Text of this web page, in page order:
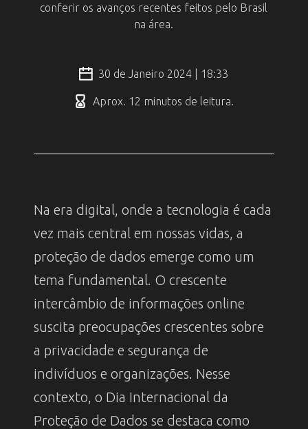
conferir os avanços recentes feitos pelo Brasil
na área.
30 de Janeiro 2024 | 18:33
Aprox. 12 minutos de leitura.
Na era digital, onde a tecnologia é cada
vez mais central em nossas vidas, a
proteção de dados emerge como um
tema fundamental. O crescente
intercâmbio de informações online
suscita preocupações crescentes sobre
a privacidade e segurança de
indivíduos e organizações. Nesse
contexto, o Dia Internacional da
Proteção de Dados se destaca como